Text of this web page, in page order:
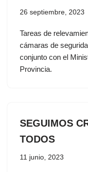
26 septiembre, 2023
Tareas de
cámaras de
conjunto con el
Provincia.
SEGUIMOS
TODOS
11 junio, 2023